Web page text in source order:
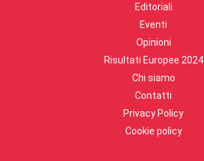
Editoriali
Eventi
Opinioni
Risultati Europee 2024
Chi siamo
Contatti
Privacy Policy
Cookie policy